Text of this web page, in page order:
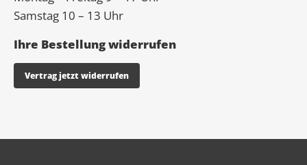
Samstag 10 – 13 Uhr
Ihre Bestellung widerrufen
Vertrag jetzt widerrufen